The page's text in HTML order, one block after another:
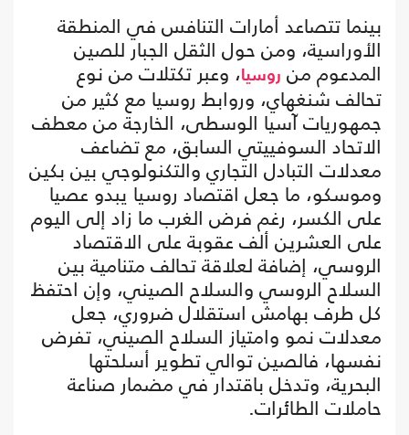
بينما تتصاعد أمارات التنافس في المنطقة
الأوراسية، ومن حول الثقل الجبار للصين
المدعوم من روسيا، وعبر تكتلات من نوع
تحالف شنغهاي، وروابط روسيا مع كثير من
جمهوريات آسيا الوسطى، الخارجة من معطف
الاتحاد السوفييتي السابق، مع تضاعف
معدلات التبادل التجاري والتكنولوجي بين بكين
وموسكو، ما جعل اقتصاد روسيا يبدو عصيا
على الكسر، رغم فرض الغرب ما زاد إلى اليوم
على العشرين ألف عقوبة على الاقتصاد
الروسي، إضافة لعلاقة تحالف متنامية بين
السلاح الروسي والسلاح الصيني، وإن احتفظ
كل طرف بهامش استقلال ضروري، جعل
معدلات نمو وامتياز السلاح الصيني، تفرض
نفسها، فالصين توالي تطوير أسلحتها
البحرية، وتدخل باقتدار في مضمار صناعة
حاملات الطائرات.